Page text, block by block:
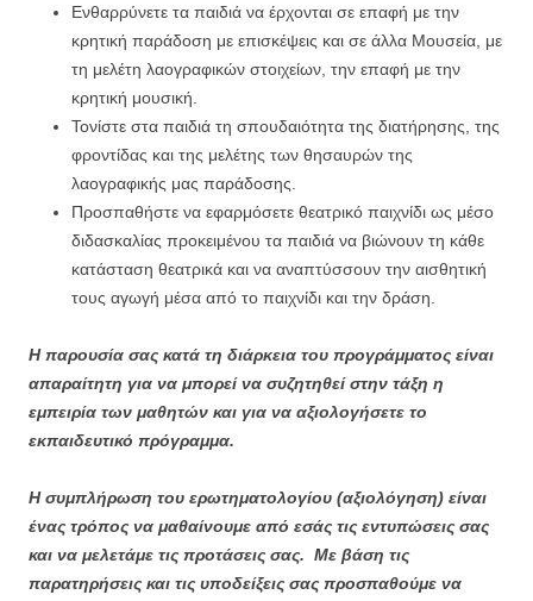
Ενθαρρύνετε τα παιδιά να έρχονται σε επαφή με την
κρητική παράδοση με επισκέψεις και σε άλλα Μουσεία, με
τη μελέτη λαογραφικών στοιχείων, την επαφή με την
κρητική μουσική.
Τονίστε στα παιδιά τη σπουδαιότητα της διατήρησης, της
φροντίδας και της μελέτης των θησαυρών της
λαογραφικής μας παράδοσης.
Προσπαθήστε να εφαρμόσετε θεατρικό παιχνίδι ως μέσο
διδασκαλίας προκειμένου τα παιδιά να βιώνουν τη κάθε
κατάσταση θεατρικά και να αναπτύσσουν την αισθητική
τους αγωγή μέσα από το παιχνίδι και την δράση.
Η παρουσία σας κατά τη διάρκεια του προγράμματος είναι
απαραίτητη για να μπορεί να συζητηθεί στην τάξη η
εμπειρία των μαθητών και για να αξιολογήσετε το
εκπαιδευτικό πρόγραμμα.
Η συμπλήρωση του ερωτηματολογίου (αξιολόγηση) είναι
ένας τρόπος να μαθαίνουμε από εσάς τις εντυπώσεις σας
και να μελετάμε τις προτάσεις σας. Με βάση τις
παρατηρήσεις και τις υποδείξεις σας προσπαθούμε να